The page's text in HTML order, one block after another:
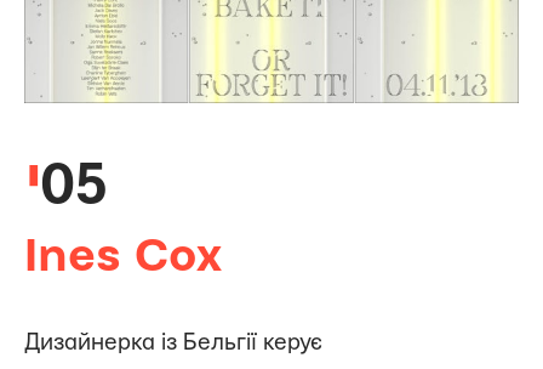
05
Ines Cox
Дизайнерка із Бельгії керує